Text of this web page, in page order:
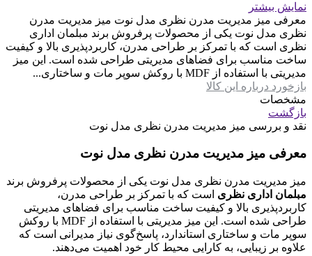
نمایش بیشتر
معرفی میز مدیریت مدرن نظری مدل نوت میز مدیریت مدرن
نظری مدل نوت یکی از محصولات پرفروش برند مبلمان اداری
نظری است که با تمرکز بر طراحی مدرن، کاربردپذیری بالا و کیفیت
ساخت مناسب برای فضاهای مدیریتی طراحی شده است. این میز
مدیریتی با استفاده از MDF با روکش سوپر مات و ساختاری...
بازخورد درباره این کالا
مشخصات
بازگشت
نقد و بررسی میز مدیریت مدرن نظری مدل نوت
معرفی میز مدیریت مدرن نظری مدل نوت
میز مدیریت مدرن نظری مدل نوت یکی از محصولات پرفروش برند
مبلمان اداری نظری است که با تمرکز بر طراحی مدرن،
کاربردپذیری بالا و کیفیت ساخت مناسب برای فضاهای مدیریتی
طراحی شده است. این میز مدیریتی با استفاده از MDF با روکش
سوپر مات و ساختاری استاندارد، پاسخ‌گوی نیاز مدیرانی است که
علاوه بر زیبایی، به کارایی محیط کار خود اهمیت می‌دهند.